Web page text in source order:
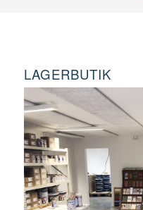
LAGERBUTIK